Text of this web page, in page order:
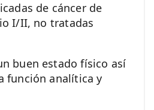
de cáncer de
I/II, no tratadas
buen estado físico así
función analítica y